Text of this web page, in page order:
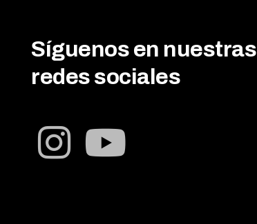
Síguenos en nuestras
redes sociales